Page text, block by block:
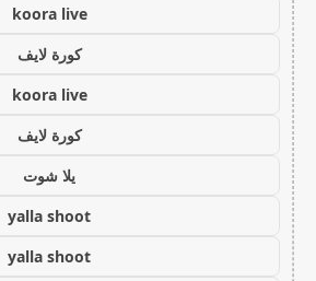
koora live
كورة لايف
koora live
كورة لايف
يلا شوت
yalla shoot
yalla shoot